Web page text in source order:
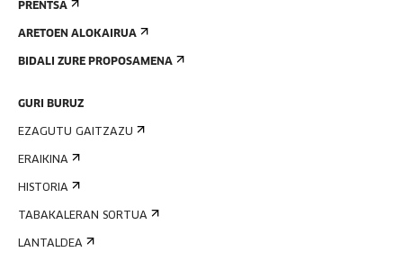
PRENTSA
ARETOEN ALOKAIRUA
BIDALI ZURE PROPOSAMENA
GURI BURUZ
EZAGUTU GAITZAZU
ERAIKINA
HISTORIA
TABAKALERAN SORTUA
LANTALDEA